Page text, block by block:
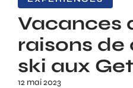
Vacances
raisons de
ski aux
12 mai 2023